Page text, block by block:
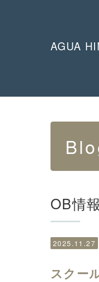
AGUA
OB情報
2025.11.27
スクー